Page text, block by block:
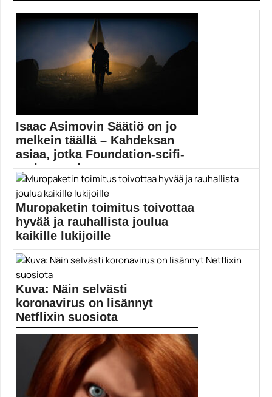
Isaac Asimovin Säätiö on jo
melkein täällä – Kahdeksan
asiaa, jotka Foundation-scifi-
sarjasta tulee ...
Isaac Asimovin klassikkokirjoihin perustuva tv-sarja
Foundation käynnistyy ensi...
Apple TV
Muropaketin toimitus toivottaa
hyvää ja rauhallista joulua
kaikille lukijoille
Oikein hyvää ja rauhallista joulua kaikille Muropaketin
Elokuvauutiset
Kuva: Näin selvästi
koronavirus on lisännyt
Netflixin suosiota
Netflix kiinnostaa ihmisiä nyt huomattavasti enemmän
kuin vuosi...
Elokuvat